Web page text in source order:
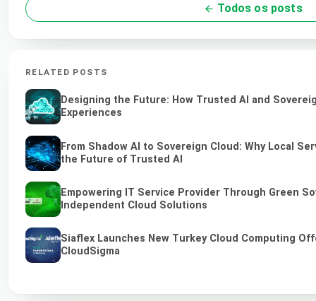
Todos os posts
RELATED POSTS
Designing the Future: How Trusted AI and
Experiences
From Shadow AI to Sovereign Cloud: Why Local
the Future of Trusted AI
Empowering IT Service Provider Through Green
Independent Cloud Solutions
Siaflex Launches New Turkey Cloud Computing
CloudSigma